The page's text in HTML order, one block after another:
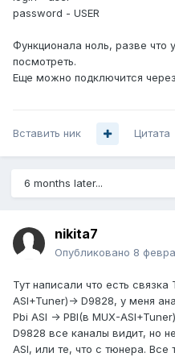
password - USER
Функционала ноль, разве что
посмотреть.
Еще можно подключится
Вставить ник Цитата
6 months later...
nikita7
Опубликовано 8
Тут написали что есть связка
ASI+Tuner)-> D9828, у меня
Pbi ASI -> PBI(в MUX-
D9828 все каналы видит, но
ASI, или те, что с тюнера.